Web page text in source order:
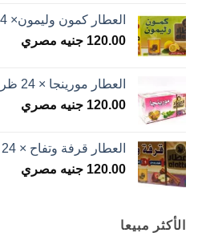
العطار كمون وليمون× 24 ظرف
120.00 جنيه مصري
العطار مورينجا × 24 ظرف
120.00 جنيه مصري
العطار قرفة وتفاح × 24 ظرف
120.00 جنيه مصري
الأكثر مبيعا